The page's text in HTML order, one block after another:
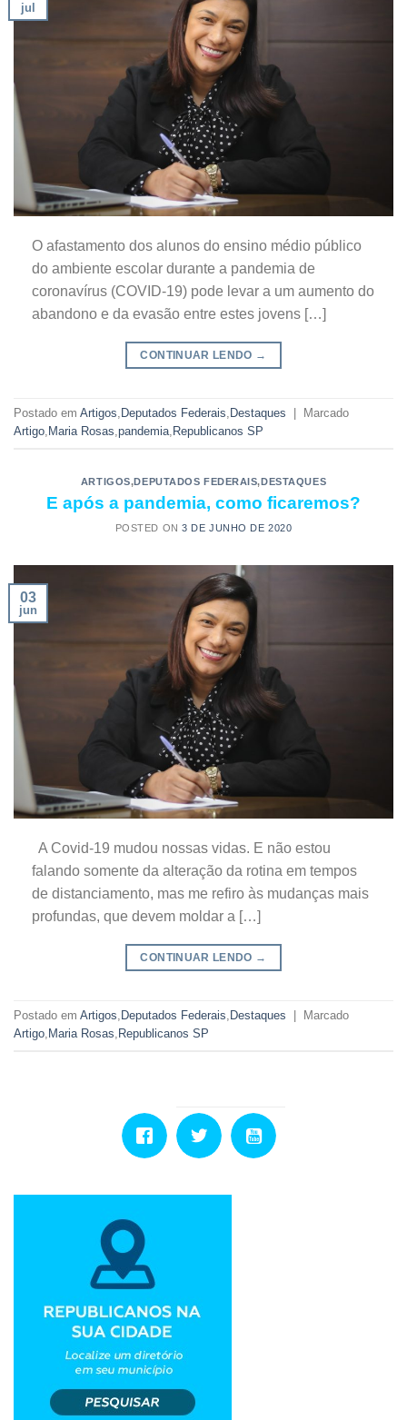
jul
O afastamento dos alunos do ensino médio público
do ambiente escolar durante a pandemia de
coronavírus (COVID-19) pode levar a um aumento do
abandono e da evasão entre estes jovens […]
CONTINUAR LENDO →
Postado em Artigos, Deputados Federais, Destaques
Marcado
Artigo, Maria Rosas,pandemia, Republicanos SP
ARTIGOS,DEPUTADOS FEDERAIS,DESTAQUES
E após a pandemia, como ficaremos?
POSTED ON3 DE JUNHO DE 2020
03
jun
A Covid-19 mudou nossas vidas. E não estou
falando somente da alteração da rotina em tempos
de distanciamento, mas me refiro às mudanças mais
profundas, que devem moldar a […]
CONTINUAR LENDO →
Postado em Artigos, Deputados Federais, Destaques
Marcado
Artigo, Maria Rosas, Republicanos SP